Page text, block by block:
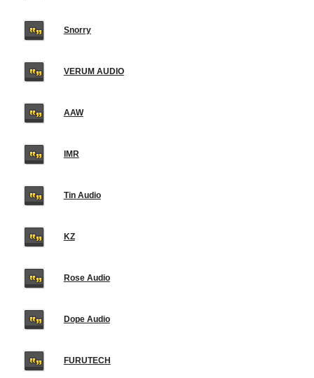
Snorry
VERUM AUDIO
AAW
IMR
Tin Audio
KZ
Rose Audio
Dope Audio
FURUTECH